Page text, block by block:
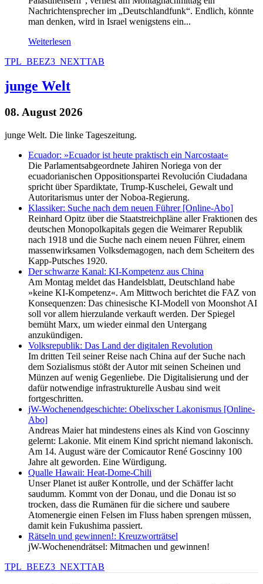
Nachrichtensprecher im „Deutschlandfunk“. Endlich, könnte
man denken, wird in Israel wenigstens ein...
Weiterlesen
TPL_BEEZ3_NEXTTAB
junge Welt
08. August 2026
junge Welt. Die linke Tageszeitung.
Ecuador: »Ecuador ist heute praktisch ein Narcostaat«
Die Parlamentsabgeordnete Jahiren Noriega von der
ecuadorianischen Oppositionspartei Revolución Ciudadana
spricht über Spardiktate, Trump-Kuschelei, Gewalt und
Autoritarismus unter der Noboa-Regierung.
Klassiker: Suche nach dem neuen Führer [Online-Abo]
Reinhard Opitz über die Staatstreichpläne aller Fraktionen des
deutschen Monopolkapitals gegen die Weimarer Republik
nach 1918 und die Suche nach einem neuen Führer, einem
massenwirksamen Volksdemagogen, nach dem Scheitern des
Kapp-Putsches 1920.
Der schwarze Kanal: KI-Kompetenz aus China
Am Montag meldet das Handelsblatt, Deutschland habe
»keine KI-Kompetenz«. Am Mittwoch berichtet die FAZ von
Konsequenzen: Das chinesische KI-Modell von Moonshot AI
soll vor allem hierzulande verkauft werden. Der Spiegel
bemüht Marx, um wieder einmal den Untergang
anzukündigen.
Volksrepublik: Das Land der digitalen Revolution
Im dritten Teil seiner Reise nach China auf der Suche nach
dem Sozialismus stößt der Autor mit seinen Scheinen und
Münzen auf wenig Gegenliebe. Die Digitalisierung und der
dafür notwendige infrastrukturelle Ausbau sind weit
fortgeschritten.
jW-Wochenendgeschichte: Obelixscher Lakonismus [Online-
Abo]
Andreas Maier hat mindestens eines als Kind von Goscinny
gelernt: Lakonie. Mit einem Kind spricht niemand lakonisch.
Am 14. August wäre der Comicautor René Goscinny 100
Jahre alt geworden. Eine Würdigung.
Qualle Hawaii: Heat-Dome-Chili
Unser Planet ist außer Kontrolle, und der Schäffer lacht
saudumm. Kommt von der Donau, und die Donau ist so
trocken, dass die Rumänen für die sichere und saubere
Atomenergie einen Felsen im Fluss haben sprengen müssen,
damit kein Fukushima passiert.
Rätseln und gewinnen!: Kreuzworträtsel
jW-Wochenendrätsel: Mitmachen und gewinnen!
TPL_BEEZ3_NEXTTAB